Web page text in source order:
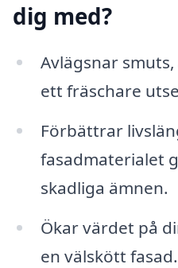
dig med?
Avlägsnar
ett fräschare
Förbättrar
fasadmaterialet
skadliga ämnen.
Ökar värdet på
en välskött fasad.